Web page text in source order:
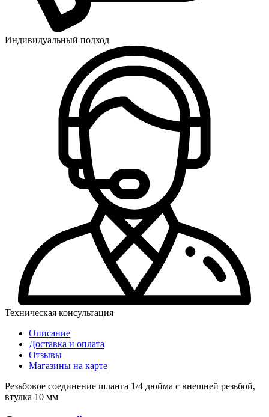
Индивидуальный подход
Техническая консультация
Описание
Доставка и оплата
Отзывы
Магазины на карте
Резьбовое соединение шланга 1/4 дюйма с внешней резьбой,
втулка 10 мм